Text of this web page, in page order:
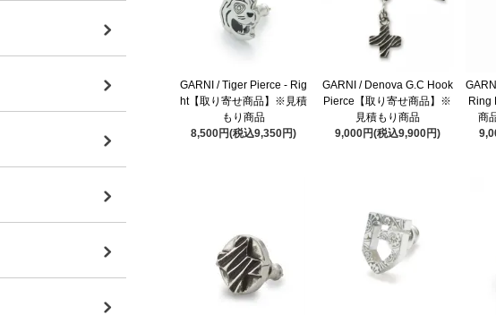
GARNI / Tiger Pierce - Rig
ht【取り寄せ商品】※見積
もり商品
8,500円(税込9,350円)
GARNI / Denova G.C Hook
Pierce【取り寄せ商品】※
見積もり商品
9,000円(税込9,900円)
Ring
商